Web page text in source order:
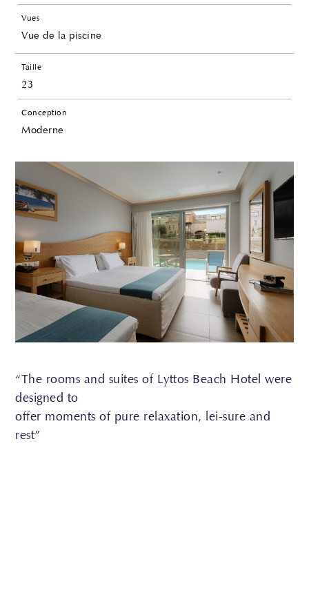
Vues
Vue de la piscine
Taille
23
Conception
Moderne
“The rooms and suites of Lyttos Beach Hotel were
designed to
offer moments of pure relaxation, lei-sure and
rest”